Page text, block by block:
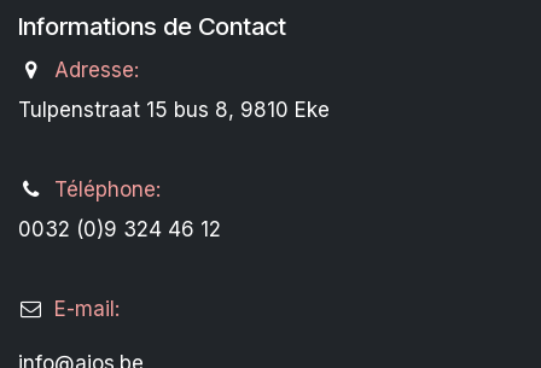
Informations de Contact
Adresse:
Tulpenstraat 15 bus 8, 9810 Eke
Téléphone:
0032 (0)9 324 46 12
E-mail:
info@aios.be